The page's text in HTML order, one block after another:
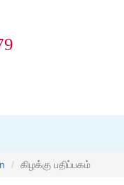
கிழக்கு பதிப்பகம்